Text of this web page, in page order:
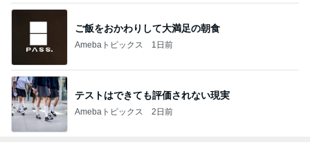
ご飯をおかわりして大満足の朝食
Amebaトピックス 1日前
テストはできても評価されない現実
Amebaトピックス 2日前